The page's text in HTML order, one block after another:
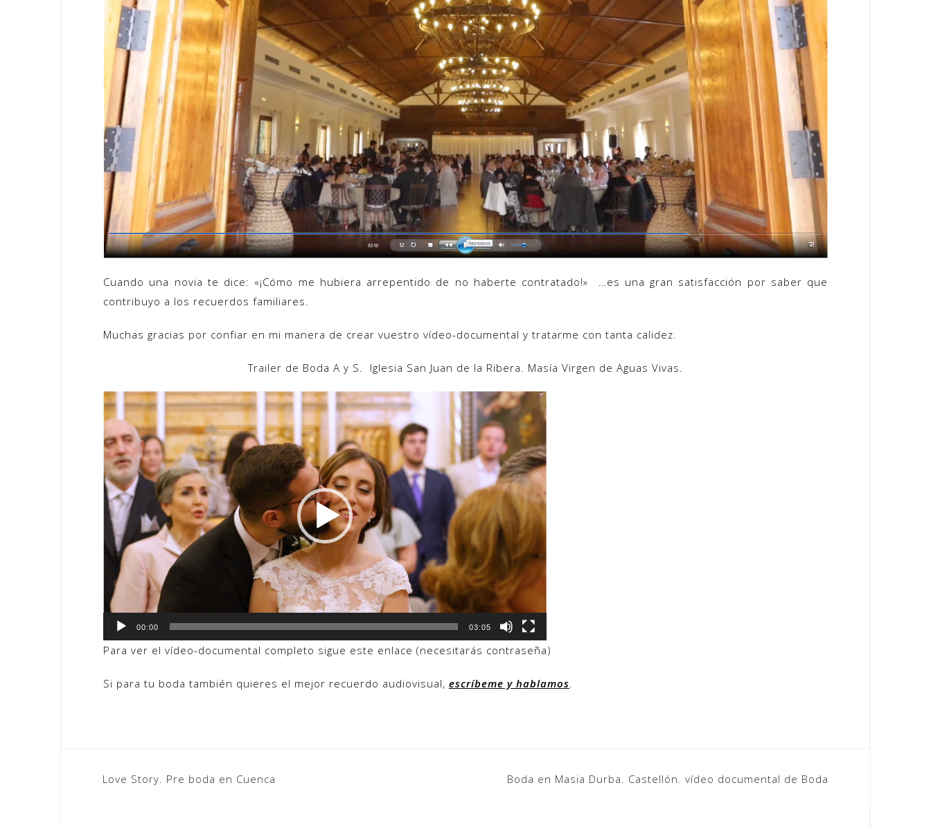
Cuando una novia te dice: «¡Cómo me hubiera arrepentido de no haberte contratado!» …es una gran satisfacción por saber que
contribuyo a los recuerdos familiares.
Muchas gracias por confiar en mi manera de crear vuestro vídeo-documental y tratarme con tanta calidez.
Trailer de Boda A y S. Iglesia San Juan de la Ribera. Masía Virgen de Aguas Vivas.
Reproductor
de
vídeo
00:00 03:05
Para ver el vídeo-documental completo sigue este enlace (necesitarás contraseña)
Si para tu boda también quieres el mejor recuerdo audiovisual, escríbeme y hablamos.
Navegación
Love Story. Pre boda en Cuenca Boda en Masia Durba. Castellón. vídeo documental de Boda